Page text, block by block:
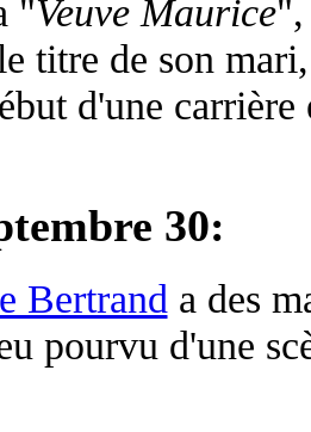
"Veuve Maurice
titre de son
d'une
30:
Bertrand a des
pourvu d'une